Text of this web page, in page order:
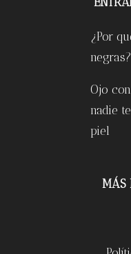
¿Por
negras?
Ojo
nadie
piel
MÁS